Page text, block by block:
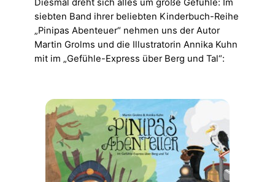
Diesmal dreht sich alles um große Gefühle: Im
siebten Band ihrer beliebten Kinderbuch-Reihe
„Pinipas Abenteuer“ nehmen uns der Autor
Martin Grolms und die Illustratorin Annika Kuhn
mit im „Gefühle-Express über Berg und Tal“: